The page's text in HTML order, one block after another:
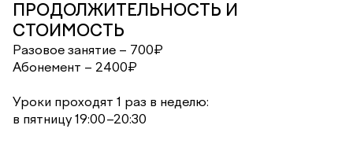
ПРОДОЛЖИТЕЛЬНОСТЬ И
СТОИМОСТЬ
Разовое занятие – 700₽
Абонемент – 2400₽
Уроки проходят 1 раз в неделю:
в пятницу 19:00–20:30